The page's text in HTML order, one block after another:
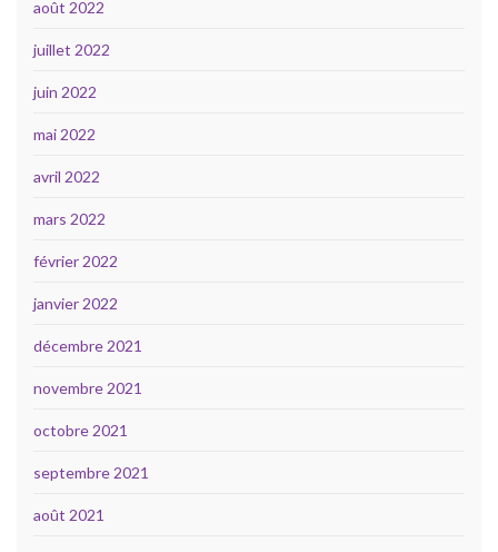
août 2022
juillet 2022
juin 2022
mai 2022
avril 2022
mars 2022
février 2022
janvier 2022
décembre 2021
novembre 2021
octobre 2021
septembre 2021
août 2021